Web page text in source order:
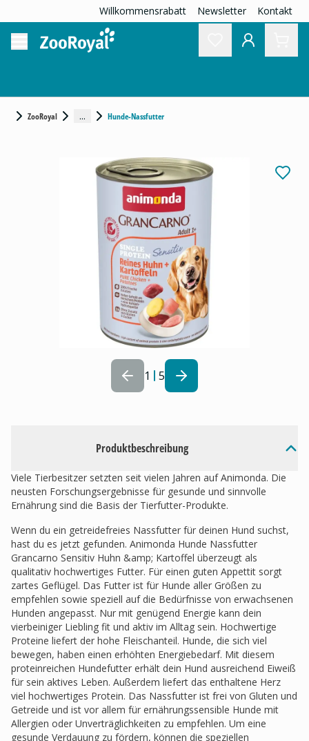
Willkommensrabatt Newsletter Kontakt
ZooRoyal ... Hunde-Nassfutter
1 5
Produktbeschreibung
Viele Tierbesitzer setzten seit vielen Jahren auf Animonda. Die
neusten Forschungsergebnisse für gesunde und sinnvolle
Ernährung sind die Basis der Tierfutter-Produkte.
Wenn du ein getreidefreies Nassfutter für deinen Hund suchst,
hast du es jetzt gefunden. Animonda Hunde Nassfutter
Grancarno Sensitiv Huhn &amp; Kartoffel überzeugt als
qualitativ hochwertiges Futter. Für einen guten Appettit sorgt
zartes Geflügel. Das Futter ist für Hunde aller Größen zu
empfehlen sowie speziell auf die Bedürfnisse von erwachsenen
Hunden angepasst. Nur mit genügend Energie kann dein
vierbeiniger Liebling fit und aktiv im Alltag sein. Hochwertige
Proteine liefert der hohe Fleischanteil. Hunde, die sich viel
bewegen, haben einen erhöhten Energiebedarf. Mit diesem
proteinreichen Hundefutter erhält dein Hund ausreichend Eiweiß
für sein aktives Leben. Außerdem liefert das enthaltene Herz
viel hochwertiges Protein. Das Nassfutter ist frei von Gluten und
Getreide und ist vor allem für ernährungssensible Hunde mit
Allergien oder Unverträglichkeiten zu empfehlen. Um eine
gesunde Verdauung zu fördern, können die speziellen